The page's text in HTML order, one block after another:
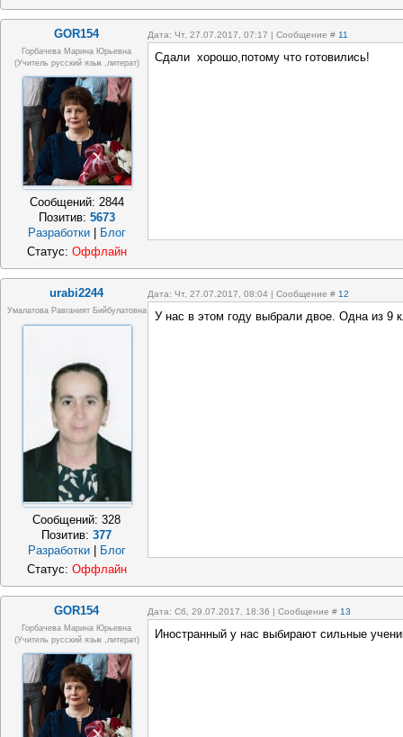
GOR154 Дата: Чт, 27.07.2017, 07:17 | Сообщение # 11
Горбачева Марина Юрьевна
(учитель русский язык ,литерат)
Сообщений: 2844
Позитив: 5673
Разработки
Блог
Сдали хорошо,потому что готовились!
Статус: Оффлайн
urabi2244 Дата: Чт, 27.07.2017, 08:04 | Сообщение # 12
Умалатова Равганият Бийбулатовна
Сообщений:328
Позитив:377
Разработки
Блог
У нас в этом году выбрали двое. Одна из 9
Статус: Оффлайн
GOR154 Дата: Сб, 29.07.2017, 18:36 | Сообщение # 13
Горбачева Марина Юрьевна
(учитель русский язык ,литерат)
Иностранный у нас выбирают сильные